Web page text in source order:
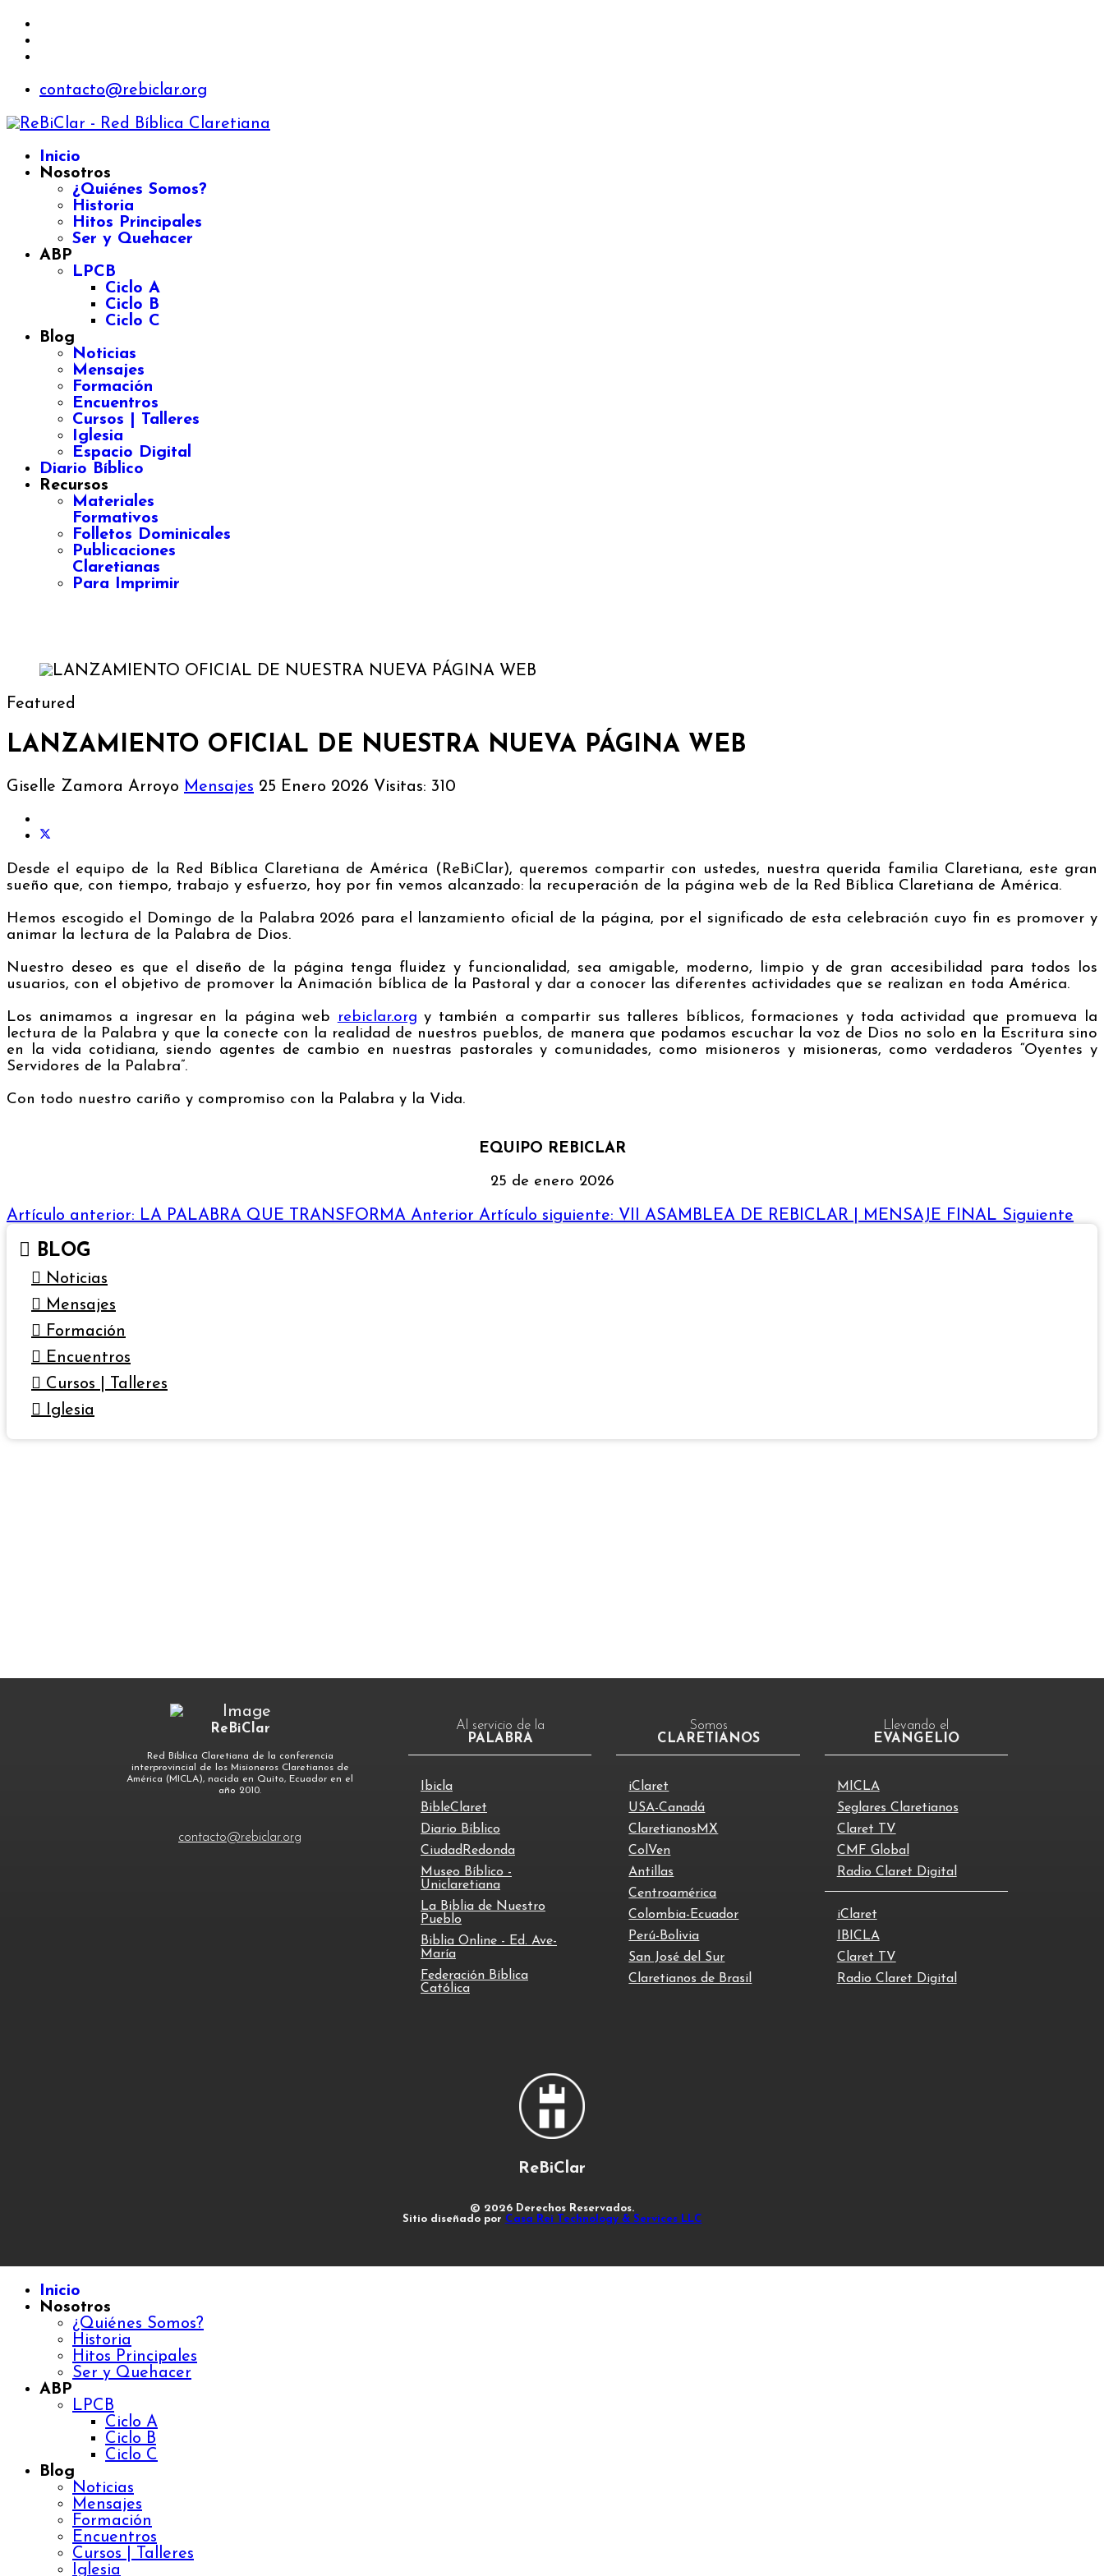
contacto@rebiclar.org
Inicio
Nosotros
¿Quiénes Somos?
Historia
Hitos Principales
Ser y Quehacer
ABP
LPCB
Ciclo A
Ciclo B
Ciclo C
Blog
Noticias
Mensajes
Formación
Encuentros
Cursos | Talleres
Iglesia
Espacio Digital
Diario Bíblico
Recursos
Materiales
Formativos
Folletos Dominicales
Publicaciones
Claretianas
Para Imprimir
Featured
LANZAMIENTO OFICIAL DE NUESTRA NUEVA PÁGINA WEB
Giselle Zamora Arroyo Mensajes 25 Enero 2026 Visitas: 310
Desde el equipo de la Red Bíblica Claretiana de América (ReBiClar), queremos compartir con ustedes, nuestra querida familia Claretiana, este gran
sueño que, con tiempo, trabajo y esfuerzo, hoy por fin vemos alcanzado: la recuperación de la página web de la Red Bíblica Claretiana de América.
Hemos escogido el Domingo de la Palabra 2026 para el lanzamiento oficial de la página, por el significado de esta celebración cuyo fin es promover y
animar la lectura de la Palabra de Dios.
Nuestro deseo es que el diseño de la página tenga fluidez y funcionalidad, sea amigable, moderno, limpio y de gran accesibilidad para todos los
usuarios, con el objetivo de promover la Animación bíblica de la Pastoral y dar a conocer las diferentes actividades que se realizan en toda América.
Los animamos a ingresar en la página web rebiclar.org y también a compartir sus talleres bíblicos, formaciones y toda actividad que promueva la
lectura de la Palabra y que la conecte con la realidad de nuestros pueblos, de manera que podamos escuchar la voz de Dios no solo en la Escritura sino
en la vida cotidiana, siendo agentes de cambio en nuestras pastorales y comunidades, como misioneros y misioneras, como verdaderos “Oyentes y
Servidores de la Palabra”.
Con todo nuestro cariño y compromiso con la Palabra y la Vida.
EQUIPO REBICLAR
25 de enero 2026
Artículo anterior: LA PALABRA QUE TRANSFORMA Anterior Artículo siguiente: VII ASAMBLEA DE REBICLAR | MENSAJE FINAL Siguiente
BLOG
Noticias
Mensajes
Formación
Encuentros
Cursos | Talleres
Iglesia
ReBiClar
Red Bíblica Claretiana de la conferencia
interprovincial de los Misioneros Claretianos de
América (MICLA), nacida en Quito, Ecuador en el
año 2010.
contacto@rebiclar.org
Al servicio de la
PALABRA
Ibicla
BibleClaret
Diario Bíblico
CiudadRedonda
Museo Bíblico -
Uniclaretiana
La Biblia de Nuestro
Pueblo
Biblia Online - Ed. Ave-
María
Federación Bíblica
Católica
Somos
CLARETIANOS
iClaret
USA-Canadá
ClaretianosMX
ColVen
Antillas
Centroamérica
Colombia-Ecuador
Perú-Bolivia
San José del Sur
Claretianos de Brasil
Llevando el
EVANGELIO
MICLA
Seglares Claretianos
Claret TV
CMF Global
Radio Claret Digital
iClaret
IBICLA
Claret TV
Radio Claret Digital
ReBiClar
© 2026 Derechos Reservados.
Sitio diseñado por Casa Rei Technology & Services LLC
Inicio
Nosotros
¿Quiénes Somos?
Historia
Hitos Principales
Ser y Quehacer
ABP
LPCB
Ciclo A
Ciclo B
Ciclo C
Blog
Noticias
Mensajes
Formación
Encuentros
Cursos | Talleres
Iglesia